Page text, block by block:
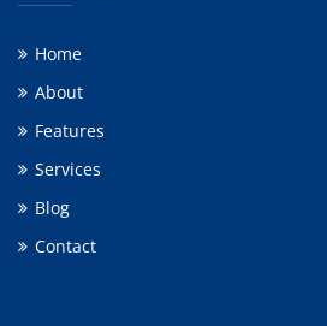
Home
About
Features
Services
Blog
Contact